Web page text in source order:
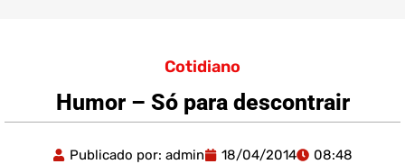
Cotidiano
Humor – Só para descontrair
Publicado por: admin 18/04/2014 08:48